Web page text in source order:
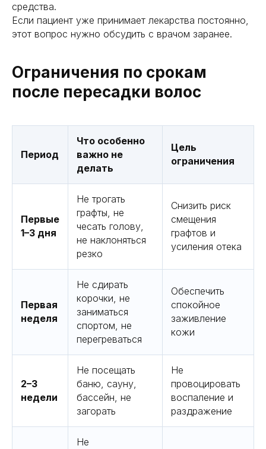
средства.
Если пациент уже принимает лекарства постоянно,
этот вопрос нужно обсудить с врачом заранее.
Ограничения по срокам
после пересадки волос
Период
Что особенно
важно не
делать
Цель
ограничения
Первые
1–3 дня
Не трогать
графты, не
чесать голову,
не наклоняться
резко
Снизить риск
смещения
графтов и
усиления отека
Первая
неделя
Не сдирать
корочки, не
заниматься
спортом, не
перегреваться
Обеспечить
спокойное
заживление
кожи
2–3
недели
Не посещать
баню, сауну,
бассейн, не
загорать
Не
провоцировать
воспаление и
раздражение
Не